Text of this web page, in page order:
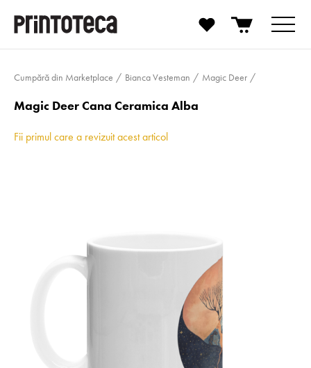
Cumpără din Marketplace Bianca Vesteman Magic Deer
Magic Deer Cana Ceramica Alba
Fii primul care a revizuit acest articol